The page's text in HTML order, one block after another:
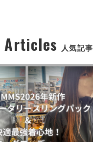
Articles 人気記事